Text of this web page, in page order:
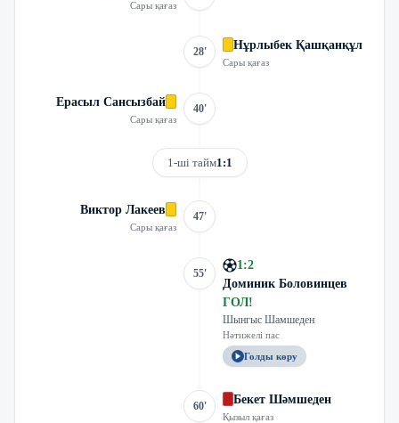
Сары қағаз
28' Нұрлыбек Қашқанқұл
Сары қағаз
Ерасыл Сансызбай
Сары қағаз
40'
1-ші тайм1:1
Виктор Лакеев
Сары қағаз
47'
55'
1:2
Доминик Боловинцев
ГОЛ!
Шынгыс Шамшеден
Нәтижелі пас
Голды көру
60' Бекет Шәмшеден
Қызыл қағаз